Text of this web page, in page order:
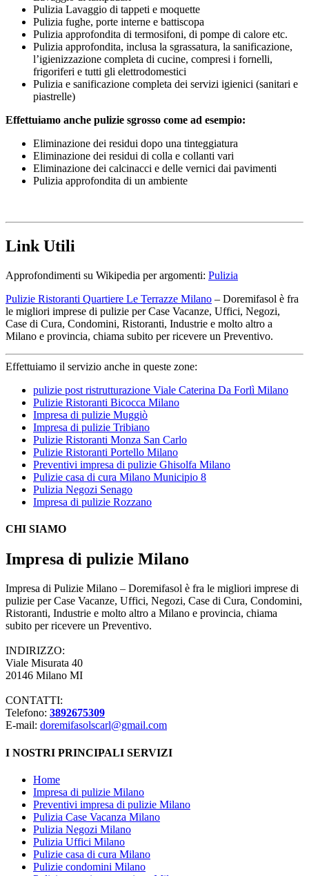
Pulizia Lavaggio di tappeti e moquette
Pulizia fughe, porte interne e battiscopa
Pulizia approfondita di termosifoni, di pompe di calore etc.
Pulizia approfondita, inclusa la sgrassatura, la sanificazione,
l’igienizzazione completa di cucine, compresi i fornelli,
frigoriferi e tutti gli elettrodomestici
Pulizia e sanificazione completa dei servizi igienici (sanitari e
piastrelle)
Effettuiamo anche pulizie sgrosso come ad esempio:
Eliminazione dei residui dopo una tinteggiatura
Eliminazione dei residui di colla e collanti vari
Eliminazione dei calcinacci e delle vernici dai pavimenti
Pulizia approfondita di un ambiente
Link Utili
Approfondimenti su Wikipedia per argomenti: Pulizia
Pulizie Ristoranti Quartiere Le Terrazze Milano – Doremifasol è fra
le migliori imprese di pulizie per Case Vacanze, Uffici, Negozi,
Case di Cura, Condomini, Ristoranti, Industrie e molto altro a
Milano e provincia, chiama subito per ricevere un Preventivo.
Effettuiamo il servizio anche in queste zone:
pulizie post ristrutturazione Viale Caterina Da Forlì Milano
Pulizie Ristoranti Bicocca Milano
Impresa di pulizie Muggiò
Impresa di pulizie Tribiano
Pulizie Ristoranti Monza San Carlo
Pulizie Ristoranti Portello Milano
Preventivi impresa di pulizie Ghisolfa Milano
Pulizie casa di cura Milano Municipio 8
Pulizia Negozi Senago
Impresa di pulizie Rozzano
CHI SIAMO
Impresa di pulizie Milano
Impresa di Pulizie Milano – Doremifasol è fra le migliori imprese di
pulizie per Case Vacanze, Uffici, Negozi, Case di Cura, Condomini,
Ristoranti, Industrie e molto altro a Milano e provincia, chiama
subito per ricevere un Preventivo.
INDIRIZZO:
Viale Misurata 40
20146 Milano MI
CONTATTI:
Telefono: 3892675309
E-mail: doremifasolscarl@gmail.com
I NOSTRI PRINCIPALI SERVIZI
Home
Impresa di pulizie Milano
Preventivi impresa di pulizie Milano
Pulizia Case Vacanza Milano
Pulizia Negozi Milano
Pulizia Uffici Milano
Pulizie casa di cura Milano
Pulizie condomini Milano